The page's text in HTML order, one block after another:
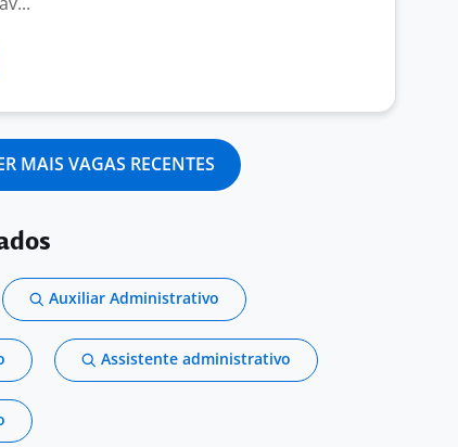
MAIS VAGAS RECENTES
Auxiliar Administrativo
Assistente administrativo